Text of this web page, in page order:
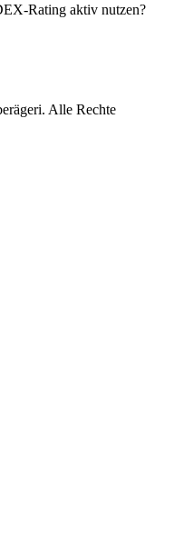
Rating aktiv nutzen?
Alle Rechte